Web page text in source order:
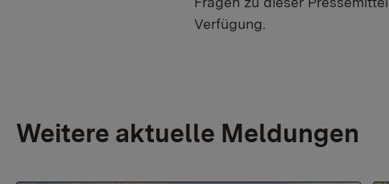
Verfügung.
Weitere aktuelle Meldungen